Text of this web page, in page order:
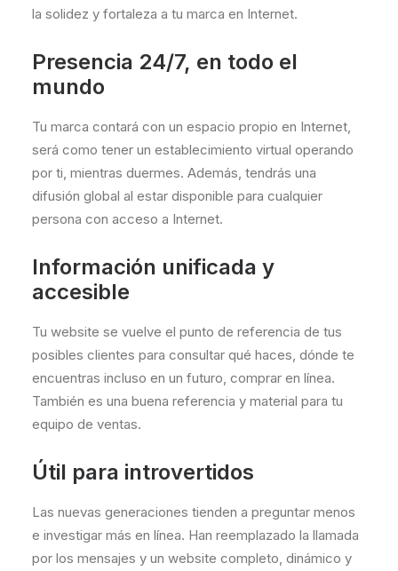
la solidez y fortaleza a tu marca en Internet.
Presencia 24/7, en todo el
mundo
Tu marca contará con un espacio propio en Internet,
será como tener un establecimiento virtual operando
por ti, mientras duermes. Además, tendrás una
difusión global al estar disponible para cualquier
persona con acceso a Internet.
Información unificada y
accesible
Tu website se vuelve el punto de referencia de tus
posibles clientes para consultar qué haces, dónde te
encuentras incluso en un futuro, comprar en línea.
También es una buena referencia y material para tu
equipo de ventas.
Útil para introvertidos
Las nuevas generaciones tienden a preguntar menos
e investigar más en línea. Han reemplazado la llamada
por los mensajes y un website completo, dinámico y